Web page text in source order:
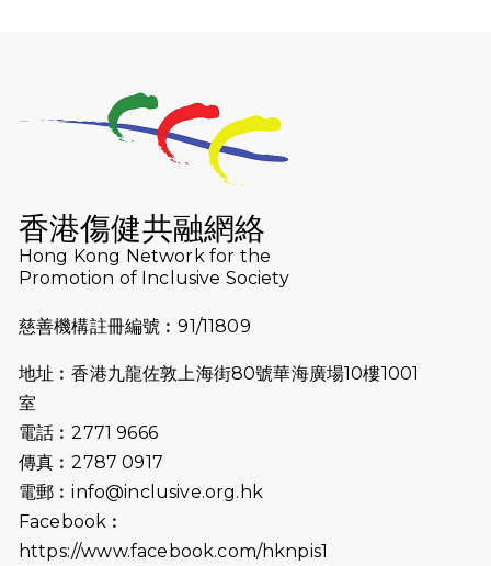
成就毅行壯舉
尋找跑會的故事 #23 | 猛龍長跑會 -
Why Not Run
2024-11-07
樂施毅行者｜毅行40「堅」並肩下周
五開鑼 逾4千健兒蓄勢待發
跑友黃志輝(Jeff)和鄭子健(Jason)
2024-10-22
#WhyNotRun 試跑員一號的領跑體
2024-10-01
港鐵「Chill Fun鐵路樂園」近8萬人
參加 邀視障、聽障人士入場促社會共
2024-08-11
Justice Bernstein’s interview with
香港傷健共融網絡
Hong Kong Network for the
Promotion of Inclusive Society
慈善機構註冊編號︰91/11809
地址︰香港九龍佐敦上海街80號華海廣場10樓1001
室
電話︰2771 9666
傳真︰2787 0917
電郵︰info@inclusive.org.hk
Facebook︰
https://www.facebook.com/hknpis1